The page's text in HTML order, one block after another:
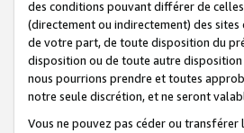
des conditions pouvant différer de
(directement ou indirectement) des
de votre part, de toute disposition du
disposition ou de toute autre disposition
nous pourrions prendre et toutes
notre seule discrétion, et ne seront
Vous ne pouvez pas céder ou